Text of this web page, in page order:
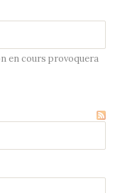
en cours provoquera